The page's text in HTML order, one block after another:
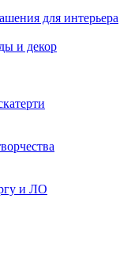
для интерьера
и декор
и ЛО